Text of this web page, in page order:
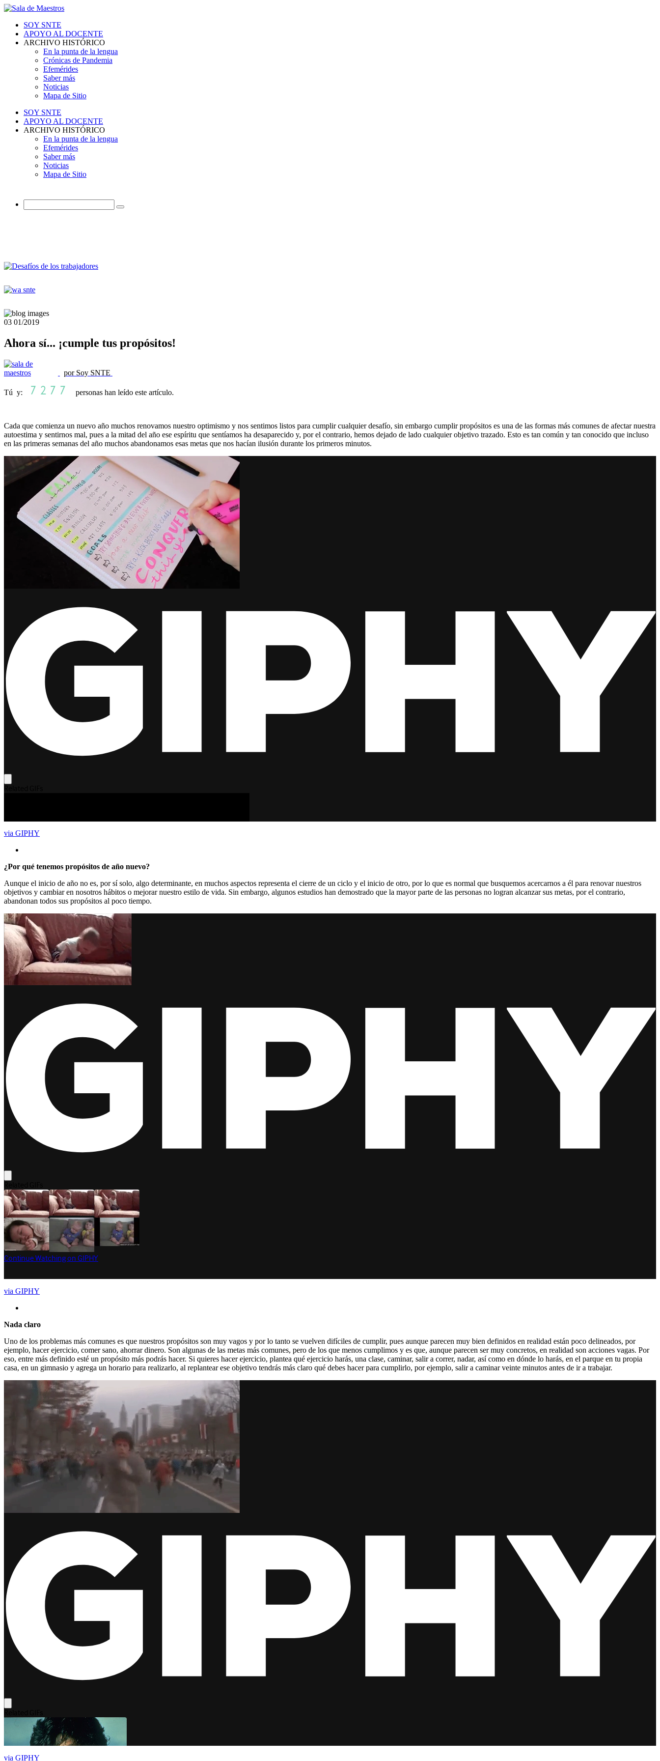
SOY SNTE
APOYO AL DOCENTE
ARCHIVO HISTÓRICO
En la punta de la lengua
Crónicas de Pandemia
Efemérides
Saber más
Noticias
Mapa de Sitio
SOY SNTE
APOYO AL DOCENTE
ARCHIVO HISTÓRICO
En la punta de la lengua
Efemérides
Saber más
Noticias
Mapa de Sitio
03 01/2019
Ahora sí... ¡cumple tus propósitos!
por Soy SNTE
Tú y: personas han leído este artículo.
Cada que comienza un nuevo año muchos renovamos nuestro optimismo y nos sentimos listos para cumplir cualquier desafío, sin embargo cumplir propósitos es una de las formas más comunes de afectar nuestra
autoestima y sentirnos mal, pues a la mitad del año ese espíritu que sentíamos ha desaparecido y, por el contrario, hemos dejado de lado cualquier objetivo trazado. Esto es tan común y tan conocido que incluso
en las primeras semanas del año muchos abandonamos esas metas que nos hacían ilusión durante los primeros minutos.
via GIPHY
¿Por qué tenemos propósitos de año nuevo?
Aunque el inicio de año no es, por sí solo, algo determinante, en muchos aspectos representa el cierre de un ciclo y el inicio de otro, por lo que es normal que busquemos acercarnos a él para renovar nuestros
objetivos y cambiar en nosotros hábitos o mejorar nuestro estilo de vida. Sin embargo, algunos estudios han demostrado que la mayor parte de las personas no logran alcanzar sus metas, por el contrario,
abandonan todos sus propósitos al poco tiempo.
via GIPHY
Nada claro
Uno de los problemas más comunes es que nuestros propósitos son muy vagos y por lo tanto se vuelven difíciles de cumplir, pues aunque parecen muy bien definidos en realidad están poco delineados, por
ejemplo, hacer ejercicio, comer sano, ahorrar dinero. Son algunas de las metas más comunes, pero de los que menos cumplimos y es que, aunque parecen ser muy concretos, en realidad son acciones vagas. Por
eso, entre más definido esté un propósito más podrás hacer. Si quieres hacer ejercicio, plantea qué ejercicio harás, una clase, caminar, salir a correr, nadar, así como en dónde lo harás, en el parque en tu propia
casa, en un gimnasio y agrega un horario para realizarlo, al replantear ese objetivo tendrás más claro qué debes hacer para cumplirlo, por ejemplo, salir a caminar veinte minutos antes de ir a trabajar.
via GIPHY